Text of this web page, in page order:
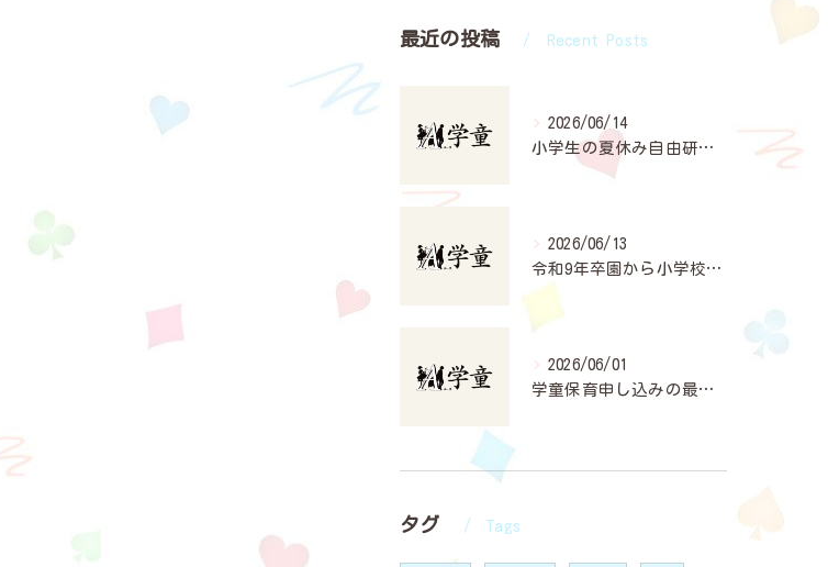
最近の投稿 Recent Posts
2026/06/14
小学生の夏休み自由研究計画法
2026/06/13
令和9年卒園から小学校入学準備と学童申込の手引き
2026/06/01
学童保育申し込みの最新動向と活用法
タグ Tags